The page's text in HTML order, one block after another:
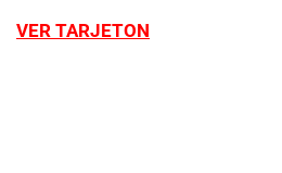
VER TARJETON